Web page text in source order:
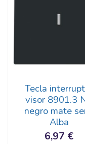
Tecla
visor 8901.3
negro mate
Alba
6,97 €